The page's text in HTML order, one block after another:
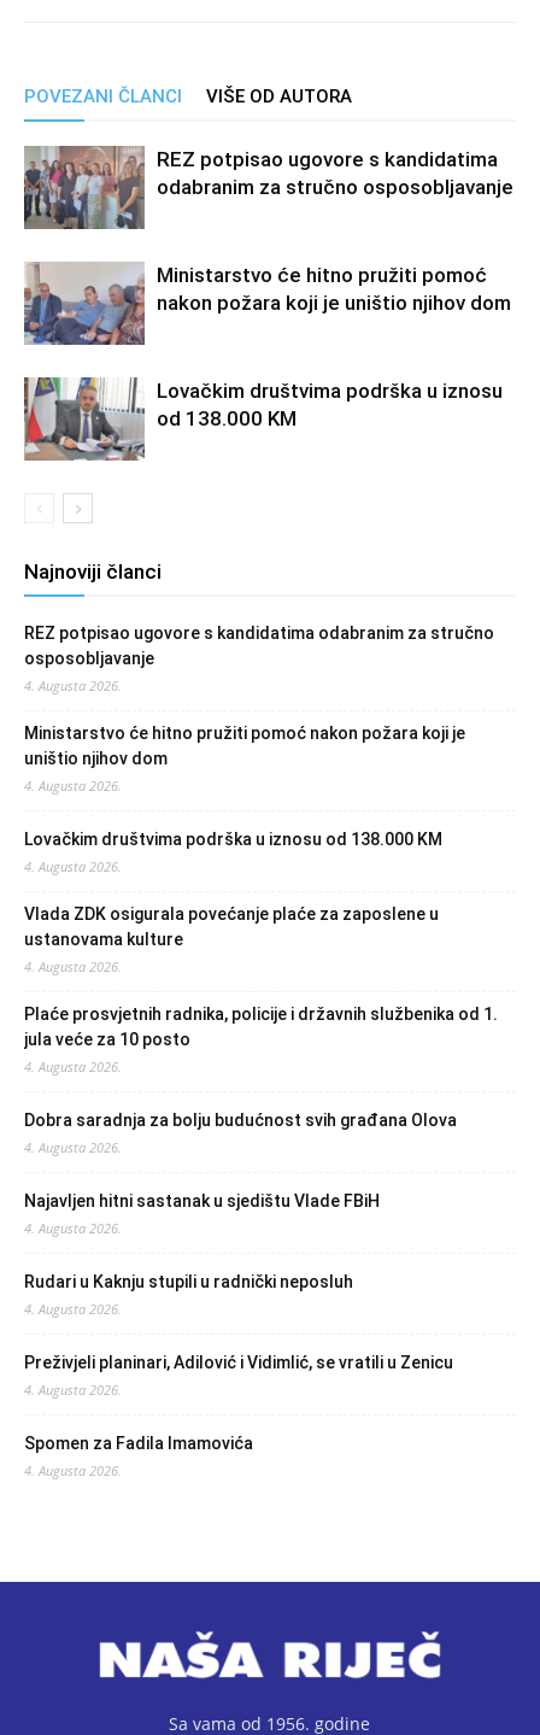
POVEZANI ČLANCI VIŠE OD AUTORA
REZ potpisao ugovore s kandidatima
odabranim za stručno osposobljavanje
Ministarstvo će hitno pružiti pomoć
nakon požara koji je uništio njihov dom
Lovačkim društvima podrška u iznosu
od 138.000 KM
Najnoviji članci
REZ potpisao ugovore s kandidatima odabranim za stručno
osposobljavanje
4. Augusta 2026.
Ministarstvo će hitno pružiti pomoć nakon požara koji je
uništio njihov dom
4. Augusta 2026.
Lovačkim društvima podrška u iznosu od 138.000 KM
4. Augusta 2026.
Vlada ZDK osigurala povećanje plaće za zaposlene u
ustanovama kulture
4. Augusta 2026.
Plaće prosvjetnih radnika, policije i državnih službenika od 1.
jula veće za 10 posto
4. Augusta 2026.
Dobra saradnja za bolju budućnost svih građana Olova
4. Augusta 2026.
Najavljen hitni sastanak u sjedištu Vlade FBiH
4. Augusta 2026.
Rudari u Kaknju stupili u radnički neposluh
4. Augusta 2026.
Preživjeli planinari, Adilović i Vidimlić, se vratili u Zenicu
4. Augusta 2026.
Spomen za Fadila Imamovića
4. Augusta 2026.
Sa vama od 1956. godine